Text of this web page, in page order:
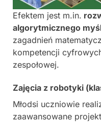
Efektem jest m.in.
algorytmicznego
zagadnień
kompetencji
zespołowej.
Zajęcia z robotyki
Młodsi uczniowie
zaawansowane